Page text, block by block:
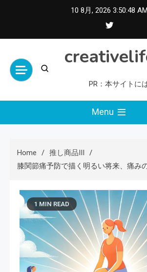
10 8月, 2026 3:50:49 AM
PR：本サイトに
Menu
Home
推し商品III
膝関節痛予防で描く明るい将来、痛み
1 MIN READ